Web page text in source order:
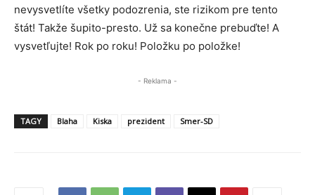
nevysvetlíte všetky podozrenia, ste rizikom pre tento
štát! Takže šupito-presto. Už sa konečne prebuďte! A
vysvetľujte! Rok po roku! Položku po položke!
- Reklama -
TAGY Blaha Kiska prezident Smer-SD